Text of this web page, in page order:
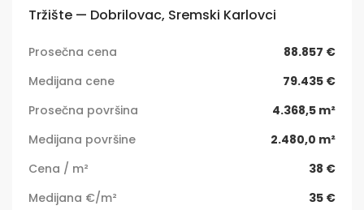
Tržište — Dobrilovac, Sremski Karlovci
Prosečna cena
88.857 €
Medijana cene
79.435 €
Prosečna površina
4.368,5 m²
Medijana površine
2.480,0 m²
Cena / m²
38 €
Medijana €/m²
35 €